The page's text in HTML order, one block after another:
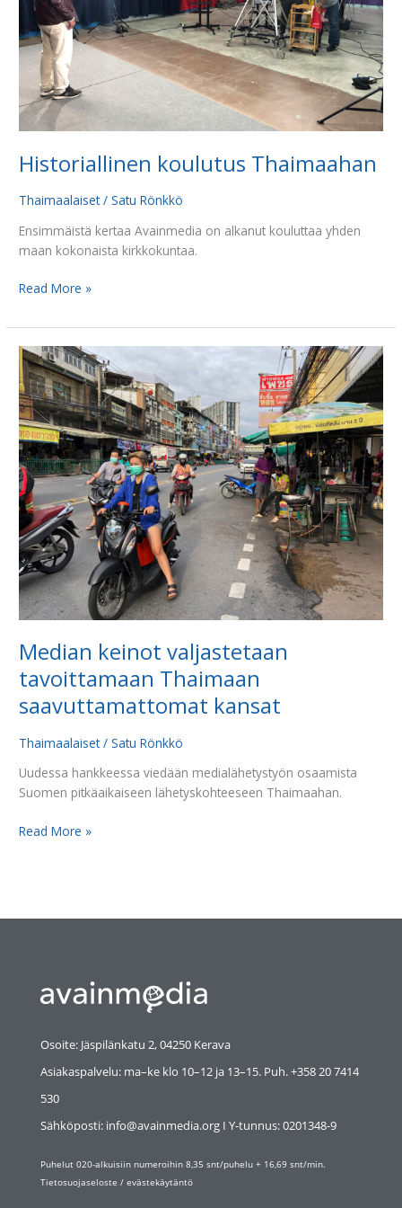
Historiallinen koulutus Thaimaahan
Thaimaalaiset/Satu Rönkkö
Ensimmäistä kertaa Avainmedia on alkanut kouluttaa yhden
maan kokonaista kirkkokuntaa.
Read More »
Median keinot valjastetaan
tavoittamaan Thaimaan
saavuttamattomat kansat
Thaimaalaiset/Satu Rönkkö
Uudessa hankkeessa viedään medialähetystyön osaamista
Suomen pitkäaikaiseen lähetyskohteeseen Thaimaahan.
Median
keinot
valjastetaan
tavoittamaan
Thaimaan
saavuttamattomat
kansat
Read More »
Osoite: Jäspilänkatu 2, 04250 Kerava
Asiakaspalvelu: ma–ke klo 10–12 ja 13–15. Puh. +358 20 7414
530
Sähköposti: info@avainmedia.org I Y-tunnus:0201348-9
Puhelut 020-alkuisiin numeroihin 8,35 snt/puhelu + 16,69 snt/min.
Tietosuojaseloste / evästekäytäntö